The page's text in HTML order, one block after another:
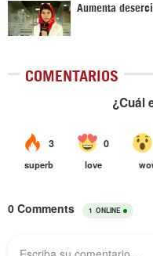
Aumenta
COMENTARIOS